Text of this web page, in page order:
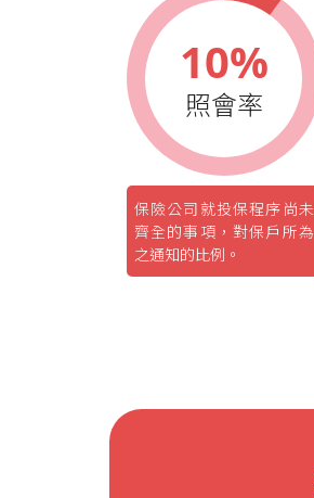
10%
照會率
保險公司就投保程序尚未
齊全的事項，對保戶所為
之通知的比例。